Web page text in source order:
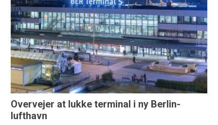
Overvejer at lukke terminal i ny Berlin-
lufthavn